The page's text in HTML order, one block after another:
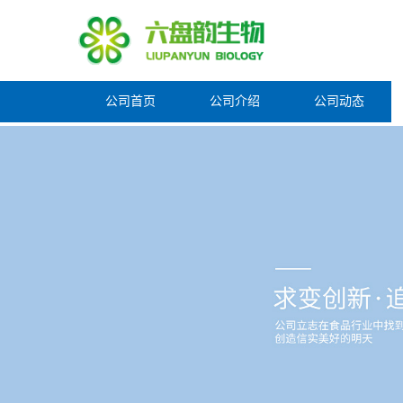
公司首页 公司介绍 公司动态